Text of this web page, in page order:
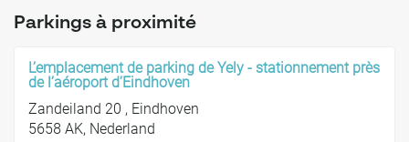
Parkings à proximité
L’emplacement de parking de Yely - stationnement près
de l’aéroport d’Eindhoven
Zandeiland 20 , Eindhoven
5658 AK, Nederland